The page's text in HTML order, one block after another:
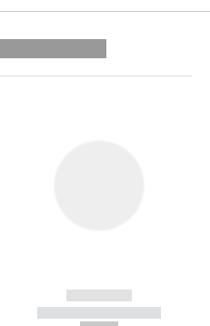
------------
----------- -----------